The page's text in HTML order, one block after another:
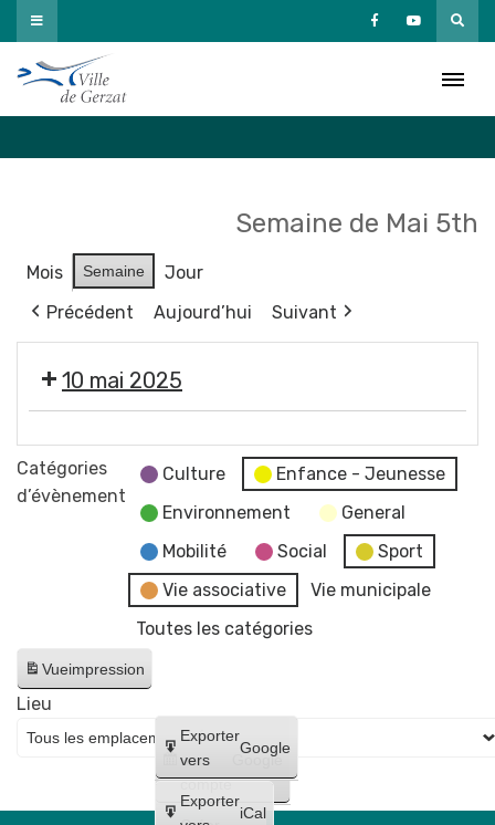
Passer
au
contenu
Semaine de Mai 5th
Mois Semaine
Jour
Précédent
Aujourd’hui Suivant
10 mai 2025
🩱
👙
dressing
80e
anniversaire
Catégories
d’évènement
Culture
Enfance - Jeunesse
Environnement
General
Mobilité
Social
Sport
Vie associative
Vie municipale
Toutes les catégories
Vueimpression
Créer
un
compte
Google
Exporter
vers
Google
Exporter
iCal
Lieu